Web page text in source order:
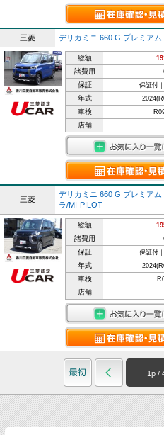
三菱 デリカミニ 660 G プレミア
総額
諸費用
保証 保証付
年式
車検
店舗
三菱
デリカミニ 660 G プレミア
ラ/MI-PILOT
総額
諸費用
保証 保証付
年式
車検
店舗
1p /